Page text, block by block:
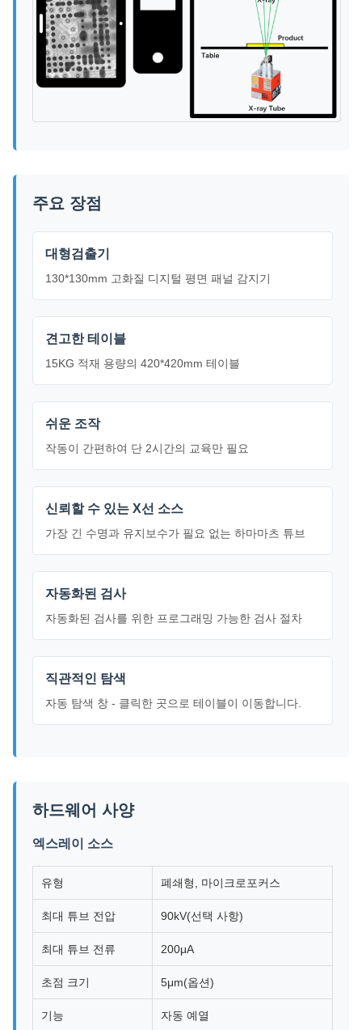
주요 장점
대형검출기
130*130mm 고화질 디지털 평면 패널 감지기
견고한 테이블
15KG 적재 용량의 420*420mm 테이블
쉬운 조작
작동이 간편하여 단 2시간의 교육만 필요
신뢰할 수 있는 X선 소스
가장 긴 수명과 유지보수가 필요 없는 하마마츠 튜브
자동화된 검사
자동화된 검사를 위한 프로그래밍 가능한 검사 절차
직관적인 탐색
자동 탐색 창 - 클릭한 곳으로 테이블이 이동합니다.
하드웨어 사양
엑스레이 소스
유형 폐쇄형, 마이크로포커스
최대 튜브 전압 90kV(선택 사항)
최대 튜브 전류 200μA
초점 크기 5μm(옵션)
기능 자동 예열